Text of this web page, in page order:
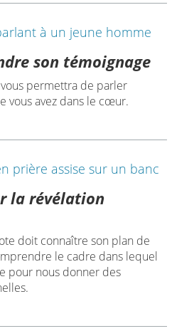
son témoignage
permettra de parler
vous avez dans le cœur.
la révélation
doit connaître son plan de
le cadre dans lequel
pour nous donner des